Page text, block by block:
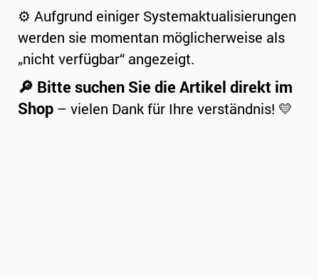
⚙️ Aufgrund einiger Systemaktualisierungen
werden sie momentan möglicherweise als
„nicht verfügbar“ angezeigt.
🔎 Bitte suchen Sie die Artikel direkt im
Shop – vielen Dank für Ihre verständnis! 💛